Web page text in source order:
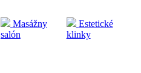
Masážny
salón
Estetické
klinky